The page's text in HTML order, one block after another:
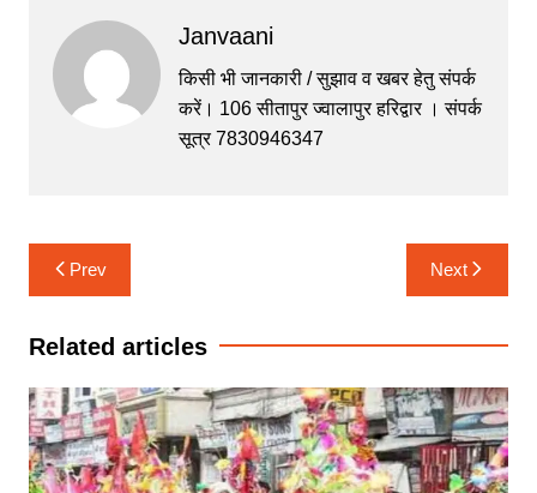
c
e
b
o
itt
er s
A
p
p
s
e
n
gr
a
m
Janvaani
किसी भी जानकारी / सुझाव व खबर हेतु संपर्क
करें। 106 सीतापुर ज्वालापुर हरिद्वार । संपर्क
सूत्र 7830946347
Post
navigation
Prev Next
Related articles